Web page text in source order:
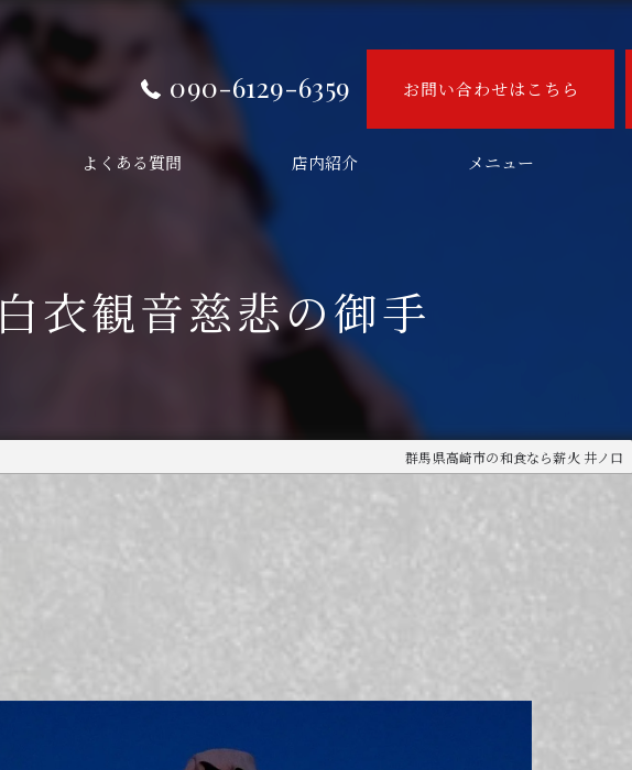
090-6129-6359 お問い合わせはこちら
よくある質問 店内紹介 メニュー
白衣観音慈悲の御手
群馬県高崎市の和食なら薪火 井ノ口